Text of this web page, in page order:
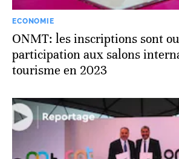
ECONOMIE
ONMT: les inscriptions sont
participation aux salons
tourisme en 2023